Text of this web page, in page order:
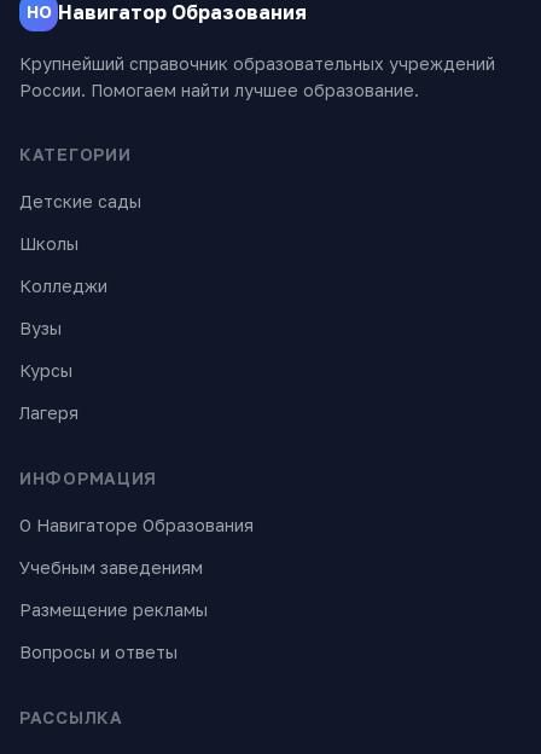
НО Навигатор Образования
Крупнейший справочник образовательных учреждений
России. Помогаем найти лучшее образование.
КАТЕГОРИИ
Детские сады
Школы
Колледжи
Вузы
Курсы
Лагеря
ИНФОРМАЦИЯ
О Навигаторе Образования
Учебным заведениям
Размещение рекламы
Вопросы и ответы
РАССЫЛКА